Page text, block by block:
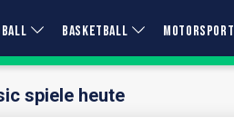
BASKETBALL MOTORSPORT
spiele heute